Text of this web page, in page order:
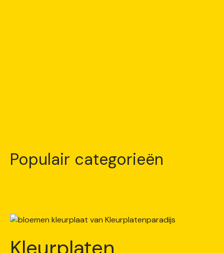
Populair categorieën